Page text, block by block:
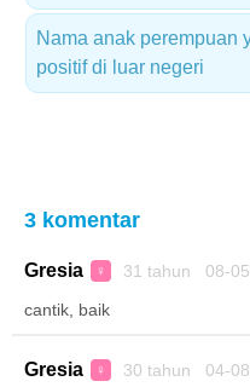
Nama anak perempuan
positif di luar negeri
3 komentar
Gresia ♀ 31 tahun 08-
cantik, baik
Gresia ♀ 30 tahun 04-